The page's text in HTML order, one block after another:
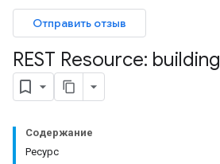
Отправить отзыв
REST Resource: building
Содержание
Ресурс